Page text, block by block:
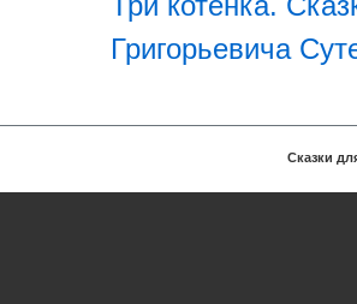
Григорьевича
Сказки